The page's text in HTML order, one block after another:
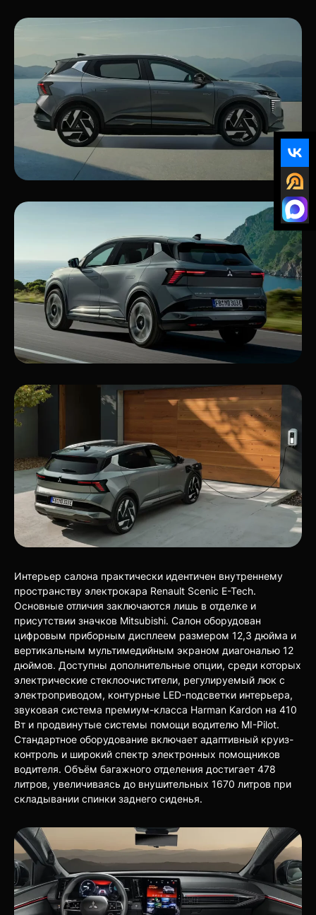
Интерьер салона практически идентичен внутреннему
пространству электрокара Renault Scenic E-Tech.
Основные отличия заключаются лишь в отделке и
присутствии значков Mitsubishi. Салон оборудован
цифровым приборным дисплеем размером 12,3 дюйма и
вертикальным мультимедийным экраном диагональю 12
дюймов. Доступны дополнительные опции, среди которых
электрические стеклоочистители, регулируемый люк с
электроприводом, контурные LED-подсветки интерьера,
звуковая система премиум-класса Harman Kardon на 410
Вт и продвинутые системы помощи водителю MI-Pilot.
Стандартное оборудование включает адаптивный круиз-
контроль и широкий спектр электронных помощников
водителя. Объём багажного отделения достигает 478
литров, увеличиваясь до внушительных 1670 литров при
складывании спинки заднего сиденья.